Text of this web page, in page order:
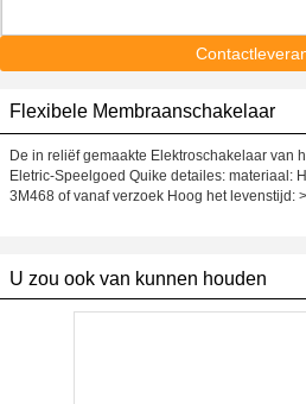
Flexibele Membraanschakelaar
De in reliëf gemaakte Elektroschakelaar van
Eletric-Speelgoed Quike detailes: materiaal:
3M468 of vanaf verzoek Hoog het levenstijd:
U zou ook van kunnen houden